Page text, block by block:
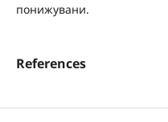
понижувани.
References